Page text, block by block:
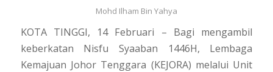
Mohd Ilham Bin Yahya
KOTA TINGGI, 14 Februari – Bagi mengambil
keberkatan Nisfu Syaaban 1446H, Lembaga
Kemajuan Johor Tenggara (KEJORA) melalui Unit